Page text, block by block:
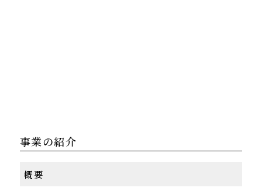
事業の紹介
概要